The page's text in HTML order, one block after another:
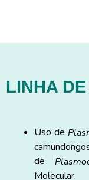
LINHA
Uso de
de
Molecular.